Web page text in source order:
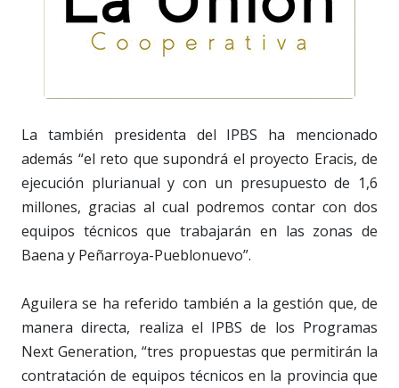
La también presidenta del IPBS ha mencionado
además “el reto que supondrá el proyecto Eracis, de
ejecución plurianual y con un presupuesto de 1,6
millones, gracias al cual podremos contar con dos
equipos técnicos que trabajarán en las zonas de
Baena y Peñarroya-Pueblonuevo”.
Aguilera se ha referido también a la gestión que, de
manera directa, realiza el IPBS de los Programas
Next Generation, “tres propuestas que permitirán la
contratación de equipos técnicos en la provincia que